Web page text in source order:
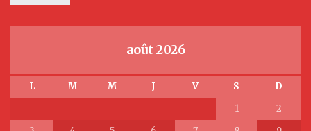
août 2026
L M M J V S
D
1
2